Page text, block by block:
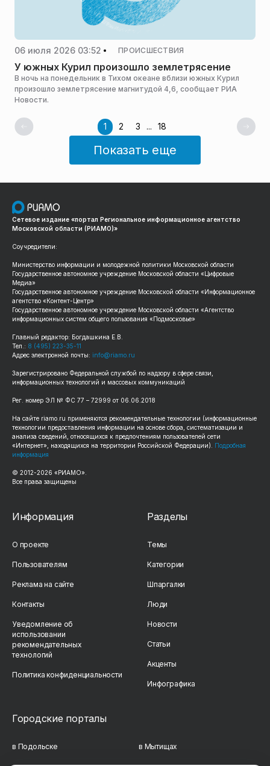
06 июля 2026 03:52 ПРОИСШЕСТВИЯ
У южных Курил произошло землетрясение
В ночь на понедельник в Тихом океане вблизи южных Курил
произошло землетрясение магнитудой 4,6, сообщает РИА
Новости.
1 2 3 ... 18
Показать еще
Сетевое издание «портал Региональное информационное агентство
Московской области (РИАМО)»
Соучредители:
Министерство информации и молодежной политики Московской области
Государственное автономное учреждение Московской области «Цифровые
Медиа»
Государственное автономное учреждение Московской области «Информационное
агентство «Контент-Центр»
Государственное автономное учреждение Московской области «Агентство
информационных систем общего пользования «Подмосковье»
Главный редактор: Богдашкина Е.В.
Тел.: 8 (495) 223-35-11
Адрес электронной почты: info@riamo.ru
Зарегистрировано Федеральной службой по надзору в сфере связи,
информационных технологий и массовых коммуникаций
Рег. номер ЭЛ № ФС 77 – 72999 от 06.06.2018
На сайте riamo.ru применяются рекомендательные технологии (информационные
технологии предоставления информации на основе сбора, систематизации и
анализа сведений, относящихся к предпочтениям пользователей сети
«Интернет», находящихся на территории Российской Федерации). Подробная
информация
© 2012-2026 «РИАМО».
Все права защищены
Информация
О проекте
Пользователям
Реклама на сайте
Контакты
Уведомление об
использовании
рекомендательных
технологий
Политика конфиденциальности
Разделы
Темы
Категории
Шпаргалки
Люди
Новости
Статьи
Акценты
Инфографика
Городские порталы
в Подольске в Мытищах